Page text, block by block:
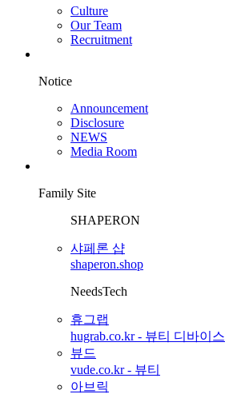
Culture
Our Team
Recruitment
Notice
Announcement
Disclosure
NEWS
Media Room
Family Site
SHAPERON
샤페론 샵
shaperon.shop
NeedsTech
휴그랩
hugrab.co.kr - 뷰티 디바이스
뷰드
vude.co.kr - 뷰티
아브릭